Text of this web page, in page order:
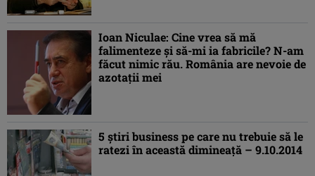
Ioan Niculae: Cine vrea să mă
falimenteze şi să-mi ia fabricile? N-am
făcut nimic rău. România are nevoie de
azotaţii mei
5 ştiri business pe care nu trebuie să le
ratezi în această dimineaţă – 9.10.2014